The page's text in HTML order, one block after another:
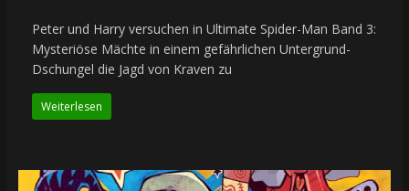
Peter und Harry versuchen in Ultimate Spider-Man Band 3:
Mysteriöse Mächte in einem gefährlichen Untergrund-
Dschungel die Jagd von Kraven zu
Weiterlesen